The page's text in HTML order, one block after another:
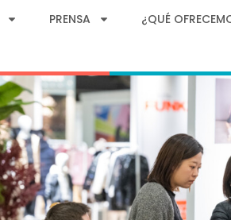
PRENSA ¿QUÉ